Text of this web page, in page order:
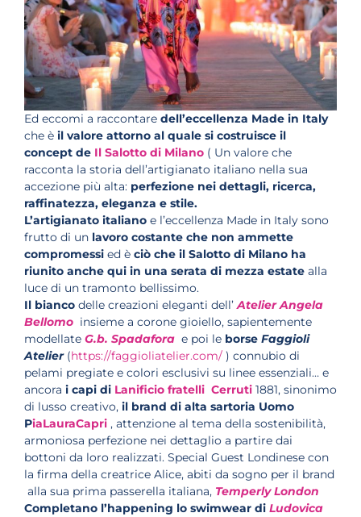
Ed eccomi a raccontare dell’eccellenza Made in Italy
che è il valore attorno al quale si costruisce il
concept de Il Salotto di Milano ( Un valore che
racconta la storia dell’artigianato italiano nella sua
accezione più alta: perfezione nei dettagli, ricerca,
raffinatezza, eleganza e stile.
L’artigianato italiano e l’eccellenza Made in Italy sono
frutto di un lavoro costante che non ammette
compromessi ed è ciò che il Salotto di Milano ha
riunito anche qui in una serata di mezza estate alla
luce di un tramonto bellissimo.
Il bianco delle creazioni eleganti dell’Atelier Angela
Bellomo insieme a corone gioiello, sapientemente
modellate G.b. Spadafora e poi le borse Faggioli
Atelier(https://faggioliatelier.com/ ) connubio di
pelami pregiate e colori esclusivi su linee essenziali… e
ancora i capi di Lanificio fratelli Cerruti 1881, sinonimo
di lusso creativo, il brand di alta sartoria Uomo
PiaLauraCapri , attenzione al tema della sostenibilità,
armoniosa perfezione nei dettaglio a partire dai
bottoni da loro realizzati. Special Guest Londinese con
la firma della creatrice Alice, abiti da sogno per il brand
alla sua prima passerella italiana, Temperly London
Completano l’happening lo swimwear di Ludovica